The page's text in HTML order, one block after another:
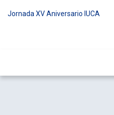
Jornada XV Aniversario IUCA